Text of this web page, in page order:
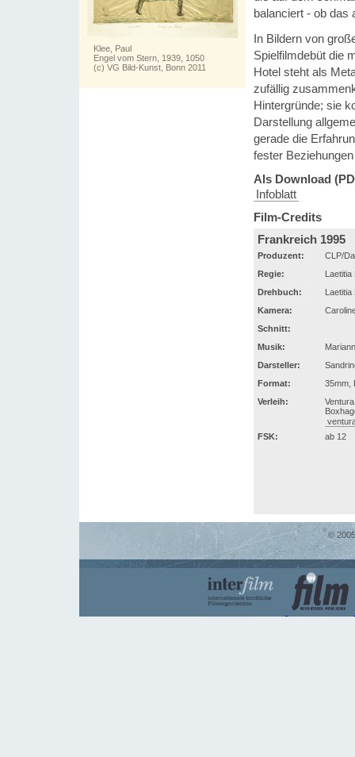
Klee, Paul
Engel vom Stern, 1939, 1050
(c) VG Bild-Kunst, Bonn 2011
balanciert - ob das
In Bildern von
Spielfilmdebüt die
Hotel steht als
zufällig
Hintergründe; sie
Darstellung
gerade die
fester
Als Download
Infoblatt
Film-Credits
Frankreich 1995
Produzent:
CLP/
Regie:
Drehbuch:
Kamera:
Schnitt:
Musik:
Darsteller:
Format:
35mm,
Verleih:
FSK:
ab 12
©